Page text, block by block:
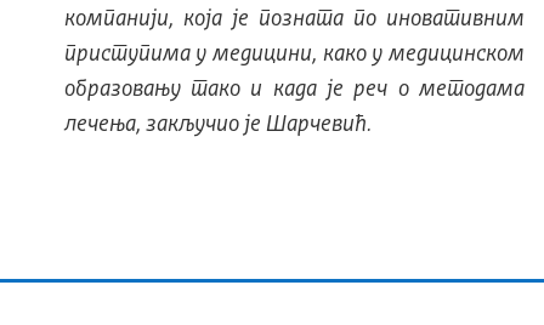
компанији, која је позната по иновативним
приступима у медицини, како у медицинском
образовању тако и када је реч о методама
лечења, закључио је Шарчевић.